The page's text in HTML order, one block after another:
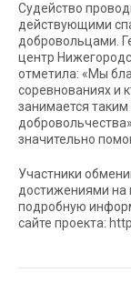
Судейство
действующими
добровольцами.
центр
отметила: «Мы
соревнованиях и
занимается
значительно
Участники
достижениями на
подробную
сайте проекта: